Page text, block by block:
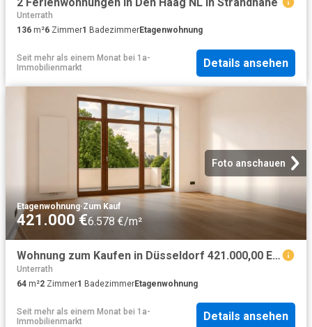
Unterrath
136 m²6 Zimmer1 BadezimmerEtagenwohnung
Seit mehr als einem Monat bei 1a-
Immobilienmarkt
Details ansehen
Foto anschauen
Etagenwohnung·Zum Kauf
421.000 €6.578 €/m²
Wohnung zum Kaufen in Düsseldorf 421.000,00 EUR 64.85 m²
Unterrath
64 m²2 Zimmer1 BadezimmerEtagenwohnung
Seit mehr als einem Monat bei 1a-
Immobilienmarkt
Details ansehen